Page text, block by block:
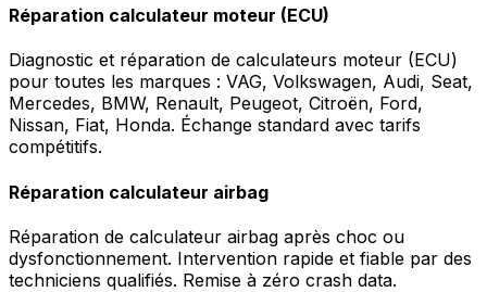
Réparation calculateur moteur (ECU)
Diagnostic et réparation de calculateurs moteur (ECU)
pour toutes les marques : VAG, Volkswagen, Audi, Seat,
Mercedes, BMW, Renault, Peugeot, Citroën, Ford,
Nissan, Fiat, Honda. Échange standard avec tarifs
compétitifs.
Réparation calculateur airbag
Réparation de calculateur airbag après choc ou
dysfonctionnement. Intervention rapide et fiable par des
techniciens qualifiés. Remise à zéro crash data.